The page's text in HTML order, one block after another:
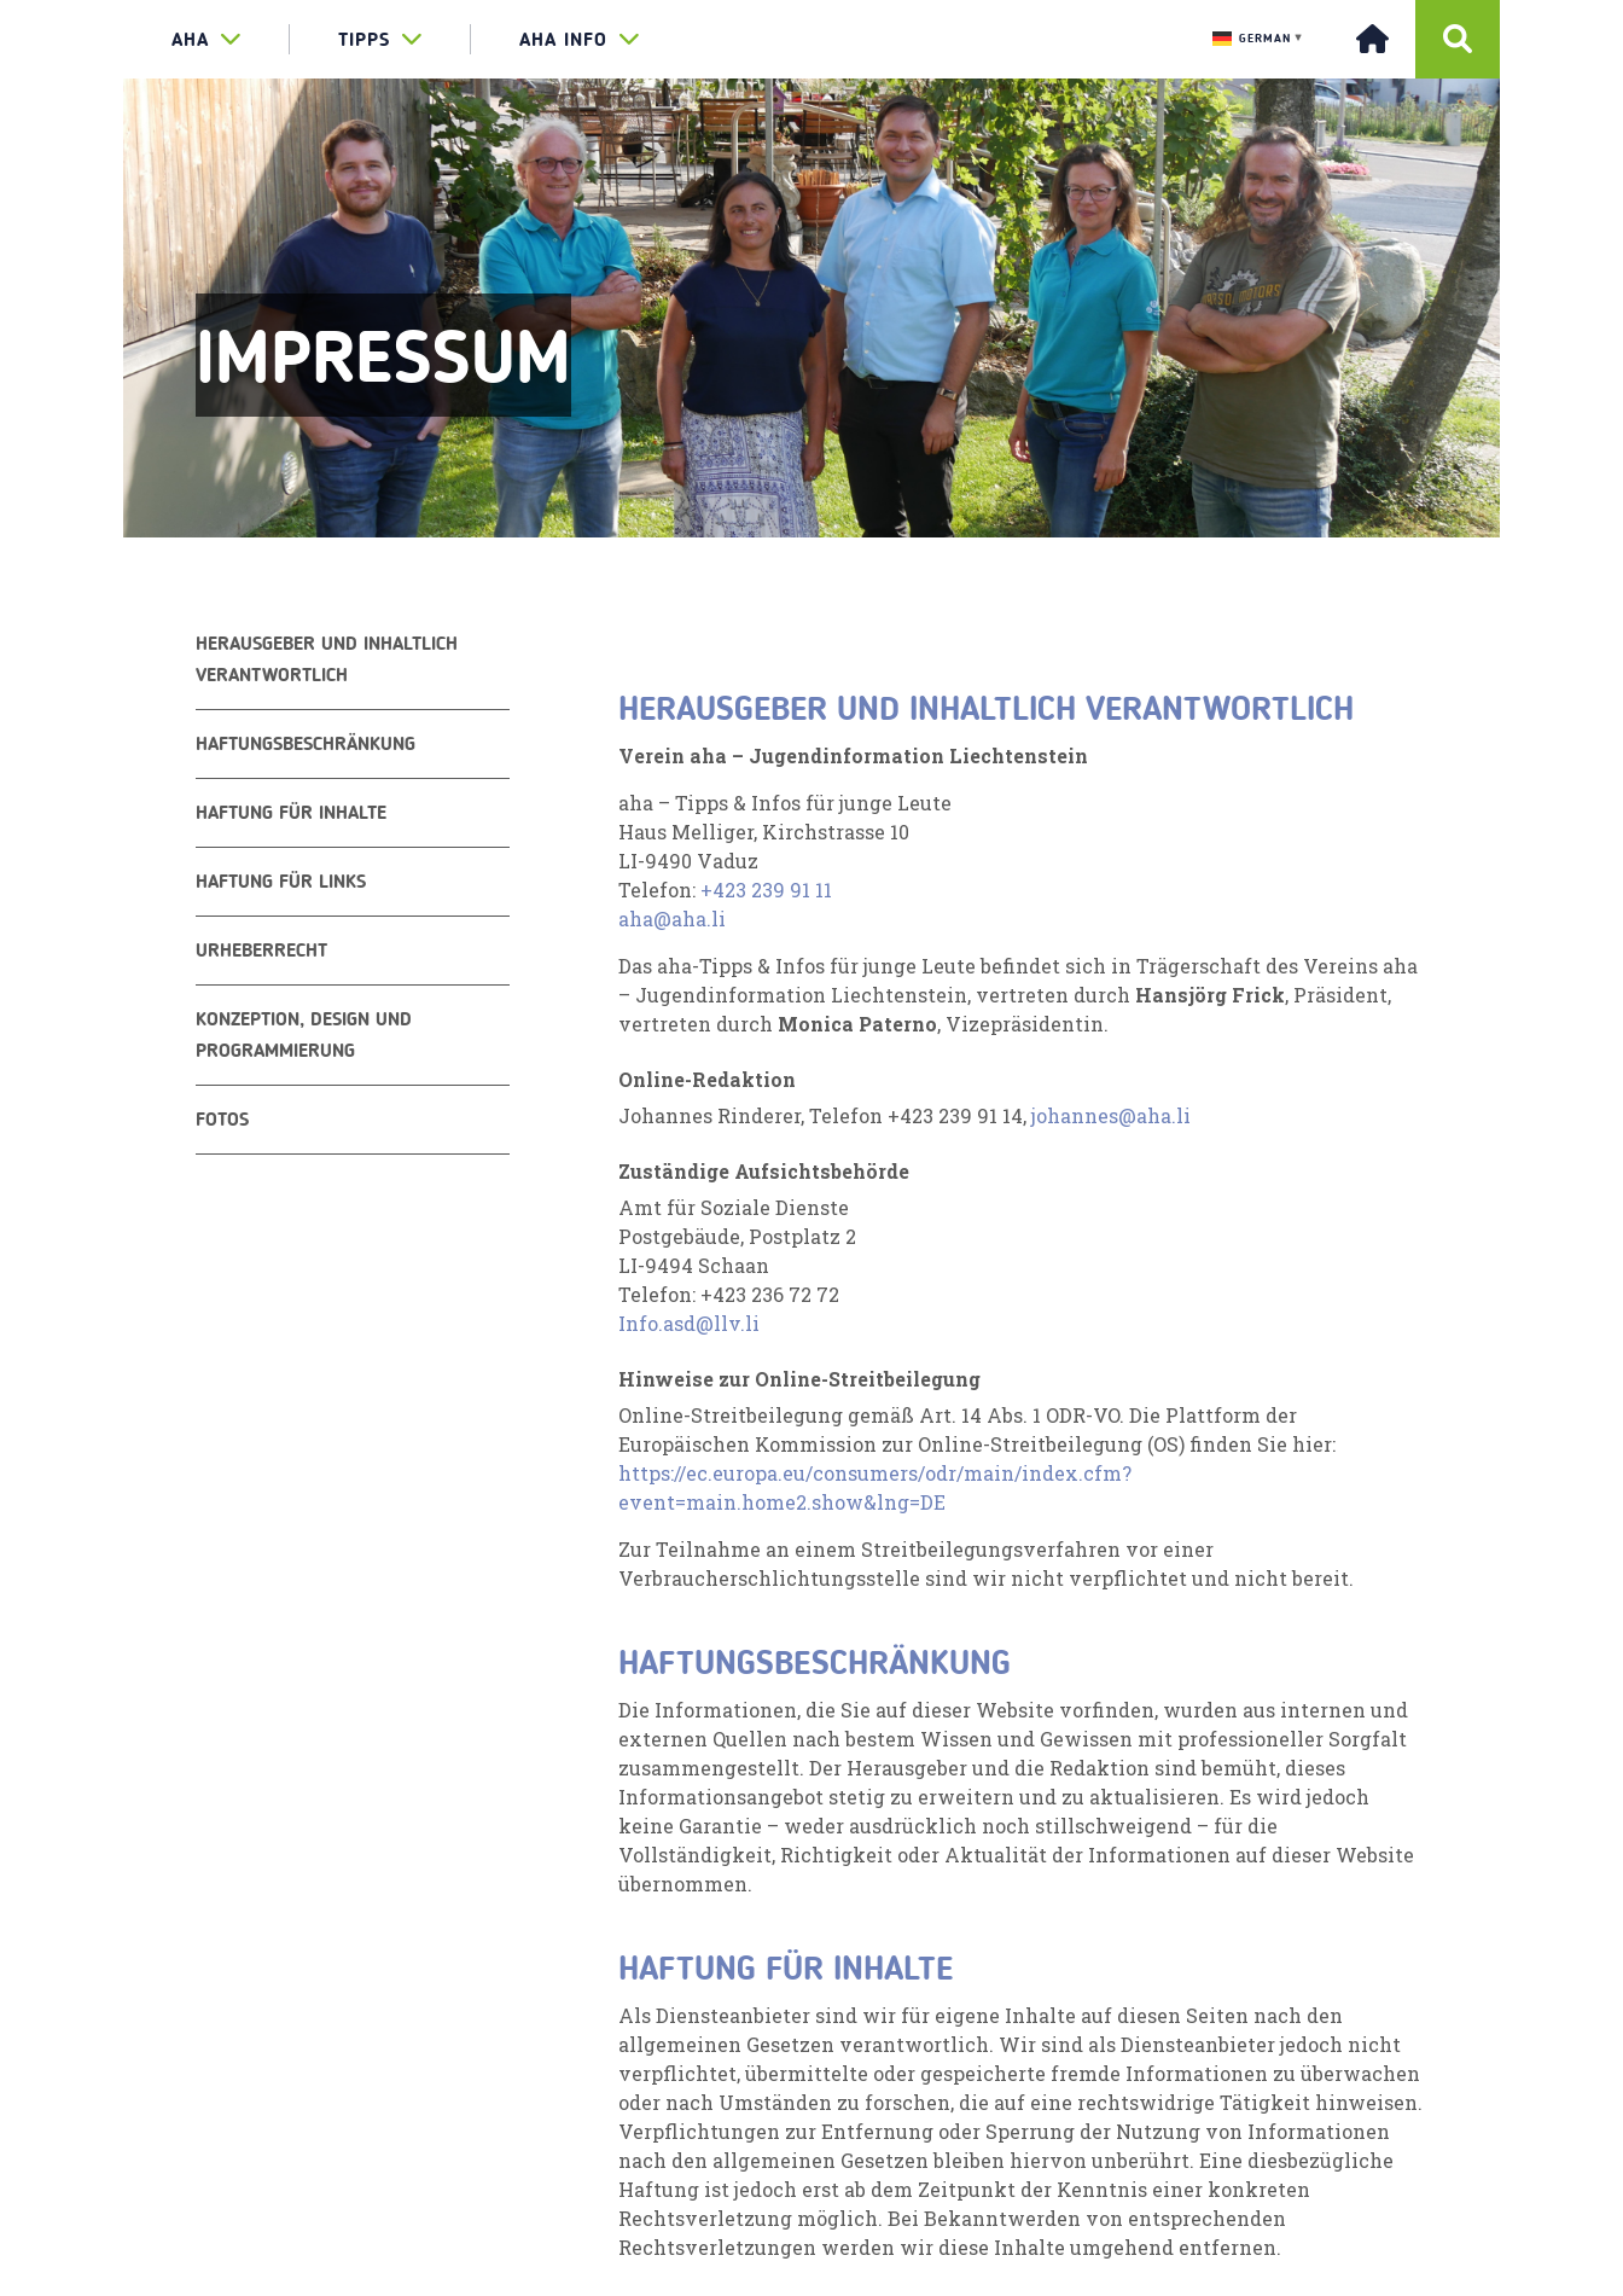
AHA TIPPS AHA INFO GERMAN ▼
IMPRESSUM
HERAUSGEBER UND INHALTLICH
VERANTWORTLICH
HAFTUNGSBESCHRÄNKUNG
HAFTUNG FÜR INHALTE
HAFTUNG FÜR LINKS
URHEBERRECHT
KONZEPTION, DESIGN UND
PROGRAMMIERUNG
FOTOS
HERAUSGEBER UND INHALTLICH VERANTWORTLICH
Verein aha – Jugendinformation Liechtenstein
aha – Tipps & Infos für junge Leute
Haus Melliger, Kirchstrasse 10
LI-9490 Vaduz
Telefon: +423 239 91 11
aha@aha.li
Das aha-Tipps & Infos für junge Leute befindet sich in Trägerschaft des Vereins aha
– Jugendinformation Liechtenstein, vertreten durch Hansjörg Frick, Präsident,
vertreten durch Monica Paterno, Vizepräsidentin.
Online-Redaktion
Johannes Rinderer, Telefon +423 239 91 14,johannes@aha.li
Zuständige Aufsichtsbehörde
Amt für Soziale Dienste
Postgebäude, Postplatz 2
LI-9494 Schaan
Telefon: +423 236 72 72
Info.asd@llv.li
Hinweise zur Online-Streitbeilegung
Online-Streitbeilegung gemäß Art. 14 Abs. 1 ODR-VO. Die Plattform der
Europäischen Kommission zur Online-Streitbeilegung (OS) finden Sie hier:
https://ec.europa.eu/consumers/odr/main/index.cfm?
event=main.home2.show&lng=DE
Zur Teilnahme an einem Streitbeilegungsverfahren vor einer
Verbraucherschlichtungsstelle sind wir nicht verpflichtet und nicht bereit.
HAFTUNGSBESCHRÄNKUNG
Die Informationen, die Sie auf dieser Website vorfinden, wurden aus internen und
externen Quellen nach bestem Wissen und Gewissen mit professioneller Sorgfalt
zusammengestellt. Der Herausgeber und die Redaktion sind bemüht, dieses
Informationsangebot stetig zu erweitern und zu aktualisieren. Es wird jedoch
keine Garantie – weder ausdrücklich noch stillschweigend – für die
Vollständigkeit, Richtigkeit oder Aktualität der Informationen auf dieser Website
übernommen.
HAFTUNG FÜR INHALTE
Als Diensteanbieter sind wir für eigene Inhalte auf diesen Seiten nach den
allgemeinen Gesetzen verantwortlich. Wir sind als Diensteanbieter jedoch nicht
verpflichtet, übermittelte oder gespeicherte fremde Informationen zu überwachen
oder nach Umständen zu forschen, die auf eine rechtswidrige Tätigkeit hinweisen.
Verpflichtungen zur Entfernung oder Sperrung der Nutzung von Informationen
nach den allgemeinen Gesetzen bleiben hiervon unberührt. Eine diesbezügliche
Haftung ist jedoch erst ab dem Zeitpunkt der Kenntnis einer konkreten
Rechtsverletzung möglich. Bei Bekanntwerden von entsprechenden
Rechtsverletzungen werden wir diese Inhalte umgehend entfernen.